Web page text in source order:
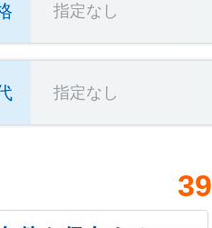
指定なし
指定なし
39